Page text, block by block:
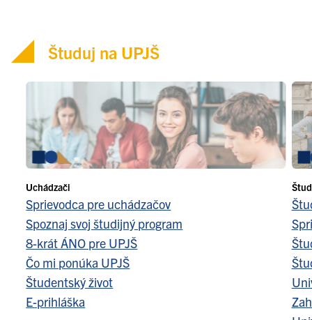
Študuj na UPJŠ
Uchádzači
Sprievodca pre uchádzačov
Spoznaj svoj študijný program
8-krát ÁNO pre UPJŠ
Čo mi ponúka UPJŠ
Študentský život
E-prihláška